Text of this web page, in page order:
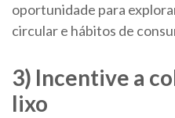
oportunidade para
circular e hábitos de
3) Incentive a
lixo